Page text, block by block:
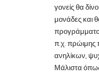
γονείς θα
μονάδες και
προγράμματα
π.χ. πρώιμης
ανηλίκων,
Μάλιστα